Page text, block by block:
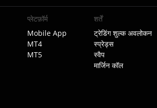
प्लेटफ़ॉर्म
Mobile App
MT4
MT5
शर्तें
ट्रेडिंग शुल्क अवलोकन
स्प्रेड्स
स्वैप
मार्जिन कॉल